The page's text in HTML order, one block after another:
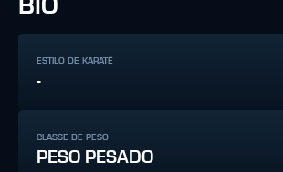
BIO
ESTILO DE KARATÊ
-
CLASSE DE PESO
PESO PESADO